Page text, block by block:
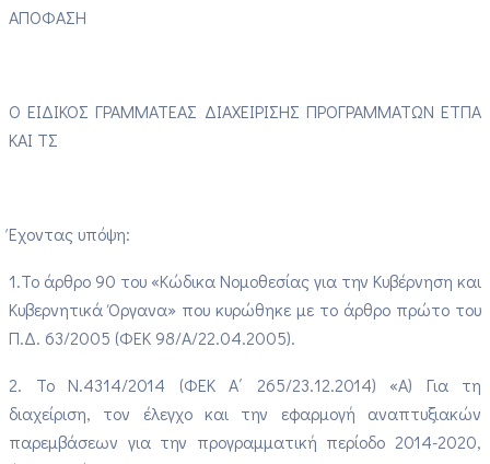
ΑΠΟΦΑΣΗ
Ο ΕΙΔΙΚΟΣ ΓΡΑΜΜΑΤΕΑΣ ΔΙΑΧΕΙΡΙΣΗΣ ΠΡΟΓΡΑΜΜΑΤΩΝ ΕΤΠΑ
ΚΑΙ ΤΣ
Έχοντας υπόψη:
1.Το άρθρο 90 του «Κώδικα Νομοθεσίας για την Κυβέρνηση και
Κυβερνητικά Όργανα» που κυρώθηκε με το άρθρο πρώτο του
Π.Δ. 63/2005 (ΦΕΚ 98/Α/22.04.2005).
2. Το Ν.4314/2014 (ΦΕΚ Α΄ 265/23.12.2014) «Α) Για τη
διαχείριση, τον έλεγχο και την εφαρμογή αναπτυξιακών
παρεμβάσεων για την προγραμματική περίοδο 2014-2020,